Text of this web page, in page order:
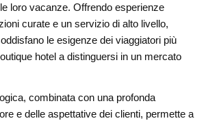
loro vacanze. Offrendo esperienze
curate e un servizio di alto livello,
le esigenze dei viaggiatori più
hotel a distinguersi in un mercato
combinata con una profonda
e delle aspettative dei clienti, permette a